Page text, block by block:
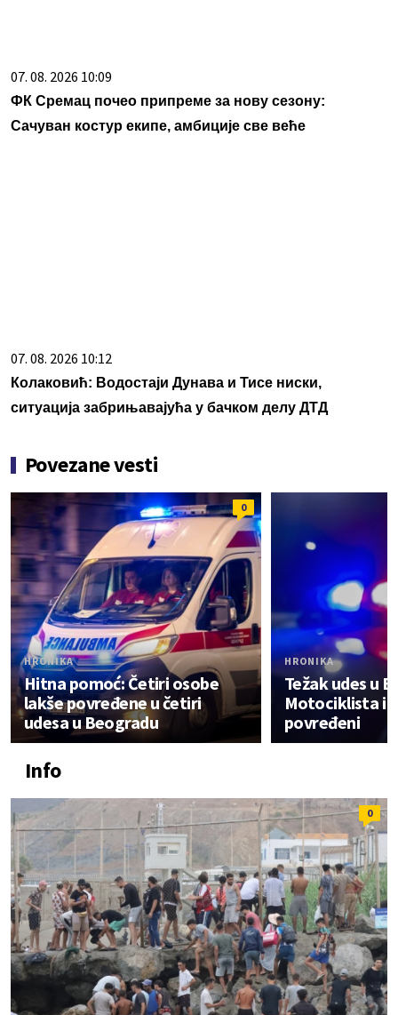
07. 08. 2026 10:09
ФК Сремац почео припреме за нову сезону:
Сачуван костур екипе, амбиције све веће
07. 08. 2026 10:12
Колаковић: Водостаји Дунава и Тисе ниски,
ситуација забрињавајућа у бачком делу ДТД
Povezane vesti
0
HRONIKA
Hitna pomoć: Četiri osobe
lakše povređene u četiri
udesa u Beogradu
HRONIKA
Težak udes u
Motociklista i
povređeni
Info
0